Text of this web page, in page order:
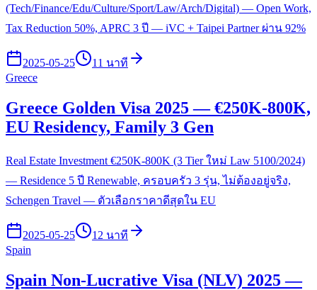
(Tech/Finance/Edu/Culture/Sport/Law/Arch/Digital) — Open Work,
Tax Reduction 50%, APRC 3 ปี — iVC + Taipei Partner ผ่าน 92%
2025-05-25
11 นาที
Greece
Greece Golden Visa 2025 — €250K-800K,
EU Residency, Family 3 Gen
Real Estate Investment €250K-800K (3 Tier ใหม่ Law 5100/2024)
— Residence 5 ปี Renewable, ครอบครัว 3 รุ่น, ไม่ต้องอยู่จริง,
Schengen Travel — ตัวเลือกราคาดีสุดใน EU
2025-05-25
12 นาที
Spain
Spain Non-Lucrative Visa (NLV) 2025 —